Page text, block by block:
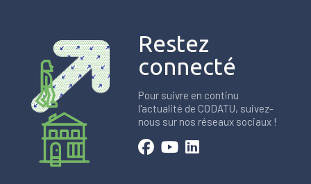
Restez
connecté
Pour suivre en continu
l'actualité de CODATU, suivez-
nous sur nos réseaux sociaux !